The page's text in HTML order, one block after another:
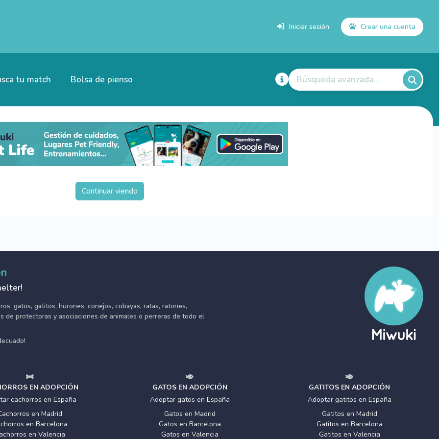
Iniciar sesión Crear una cuenta
tu match Bolsa de pienso Búsqueda avanzada...
Continuar viendo
gatos, gatitos, hurones, conejos, cobayas, ratas, ratones,
de protectoras y asociaciones de animales o perreras de todo el
EN ADOPCIÓN
cachorros en España
en Madrid
en Barcelona
en Valencia
GATOS EN ADOPCIÓN
Adoptar gatos en España
Gatos en Madrid
Gatos en Barcelona
Gatos en Valencia
GATITOS EN ADOPCIÓN
Adoptar gatitos en España
Gatitos en Madrid
Gatitos en Barcelona
Gatitos en Valencia